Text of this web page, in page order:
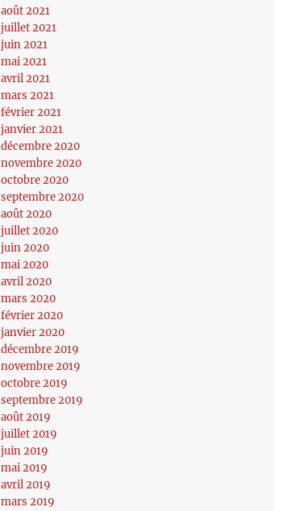
août 2021
juillet 2021
juin 2021
mai 2021
avril 2021
mars 2021
février 2021
janvier 2021
décembre 2020
novembre 2020
octobre 2020
septembre 2020
août 2020
juillet 2020
juin 2020
mai 2020
avril 2020
mars 2020
février 2020
janvier 2020
décembre 2019
novembre 2019
octobre 2019
septembre 2019
août 2019
juillet 2019
juin 2019
mai 2019
avril 2019
mars 2019